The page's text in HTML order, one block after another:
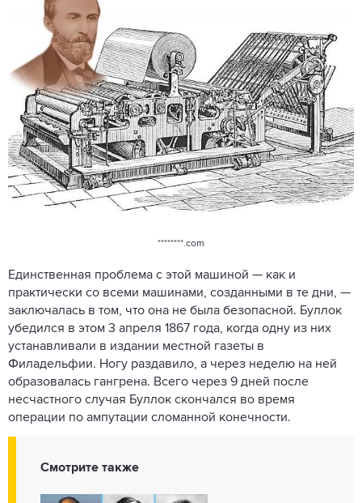
********.com
Единственная проблема с этой машиной — как и
практически со всеми машинами, созданными в те дни, —
заключалась в том, что она не была безопасной. Буллок
убедился в этом 3 апреля 1867 года, когда одну из них
устанавливали в издании местной газеты в
Филадельфии. Ногу раздавило, а через неделю на ней
образовалась гангрена. Всего через 9 дней после
несчастного случая Буллок скончался во время
операции по ампутации сломанной конечности.
Смотрите также